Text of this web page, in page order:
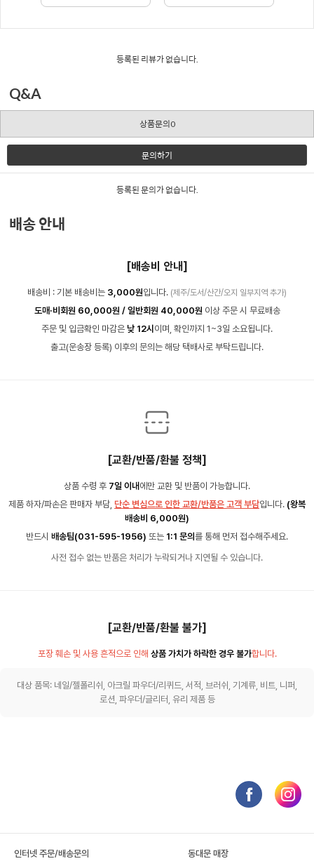
등록된 리뷰가 없습니다.
Q&A
상품문의0
문의하기
등록된 문의가 없습니다.
배송 안내
[배송비 안내]
배송비 : 기본 배송비는 3,000원입니다. (제주/도서/산간/오지 일부지역 추가)
도매·비회원 60,000원 / 일반회원 40,000원 이상 주문 시 무료배송
주문 및 입금확인 마감은 낮 12시 이며, 확인까지 1~3일 소요됩니다.
출고(운송장 등록) 이후의 문의는 해당 택배사로 부탁드립니다.
[교환/반품/환불 정책]
상품 수령 후 7일 이내 에만 교환 및 반품이 가능합니다.
제품 하자/파손은 판매자 부담, 단순 변심으로 인한 교환/반품은 고객 부담입니다. (왕복
배송비 6,000원)
반드시 배송팀(031-595-1956) 또는 1:1 문의 를 통해 먼저 접수해주세요.
사전 접수 없는 반품은 처리가 누락되거나 지연될 수 있습니다.
[교환/반품/환불 불가]
포장 훼손 및 사용 흔적으로 인해 상품 가치가 하락한 경우 불가합니다.
대상 품목: 네일/젤폴리쉬, 아크릴 파우더/리퀴드, 서적, 브러쉬, 기계류, 비트, 니퍼,
로션, 파우더/글리터, 유리 제품 등
인터넷 주문/배송문의 동대문 매장